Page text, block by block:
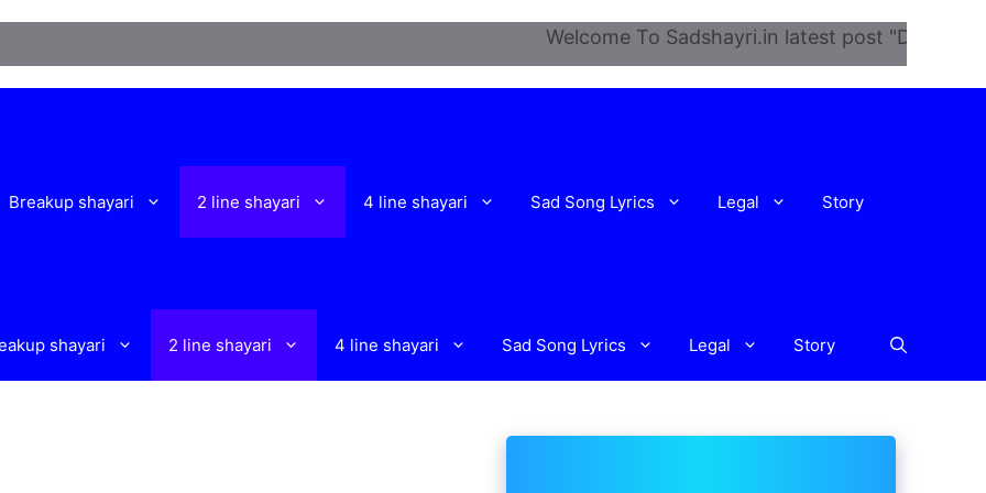
Welcome To Sadshayri.in latest post "Dil Ne Tera
Breakup shayari 2 line shayari 4 line shayari Sad Song Lyrics Legal Story
shayari 2 line shayari 4 line shayari Sad Song Lyrics Legal Story